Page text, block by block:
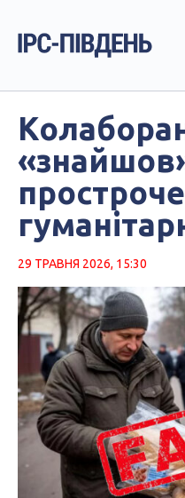
29 ТРАВНЯ 2026, 15:30